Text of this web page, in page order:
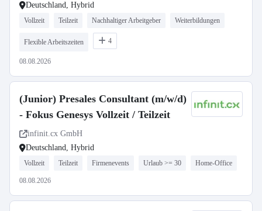
Deutschland, Hybrid
Vollzeit Teilzeit Nachhaltiger Arbeitgeber Weiterbildungen
Flexible Arbeitszeiten 4
08.08.2026
(Junior) Presales Consultant (m/w/d)
- Fokus Genesys Vollzeit / Teilzeit
infinit.cx GmbH
Deutschland, Hybrid
Vollzeit Teilzeit Firmenevents Urlaub >= 30 Home-Office
08.08.2026